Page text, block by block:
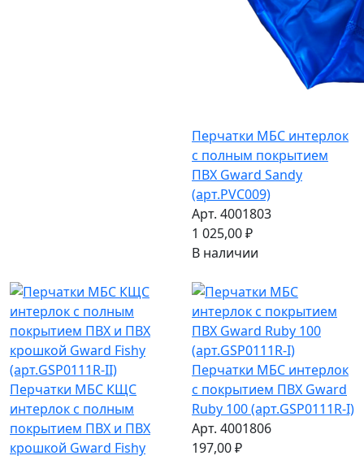
Перчатки МБС интерлок
с полным покрытием
ПВХ Gward Sandy
(арт.PVC009)
Арт. 4001803
1 025,00 ₽
В наличии
Перчатки МБС КЩС
интерлок с полным
покрытием ПВХ и ПВХ
крошкой Gward Fishy
Перчатки МБС интерлок
с покрытием ПВХ Gward
Ruby 100 (арт.GSP0111R-I)
Арт. 4001806
197,00 ₽